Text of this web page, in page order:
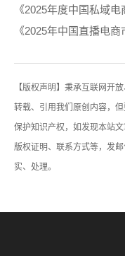
《2025年度中国私域电
《2025年中国直播电商
【版权声明】秉承互联网开
转载、引用我们原创内容，
保护知识产权，如发现本站
版权证明、联系方式等，发
实、处理。